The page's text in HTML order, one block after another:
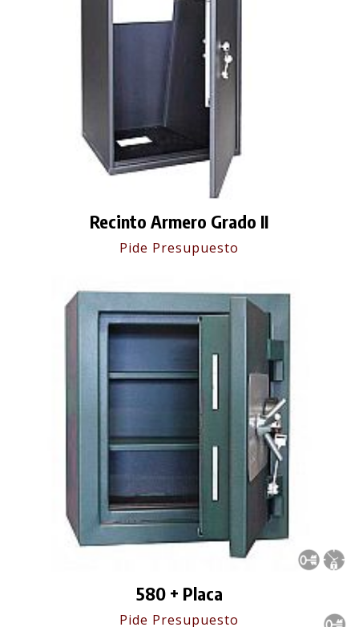
Recinto Armero Grado II
Pide Presupuesto
580 + Placa
Pide Presupuesto